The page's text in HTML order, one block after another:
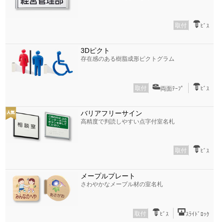
取付 ﾋﾞｽ
3Dピクト
存在感のある樹脂成形ピクトグラム
取付 両面ﾃｰﾌﾟ ﾋﾞｽ
バリアフリーサイン
高精度で判読しやすい点字付室名札
取付 ﾋﾞｽ
メープルプレート
さわやかなメープル材の室名札
取付 ﾋﾞｽ ｽﾗｲﾄﾞﾛｯｸ